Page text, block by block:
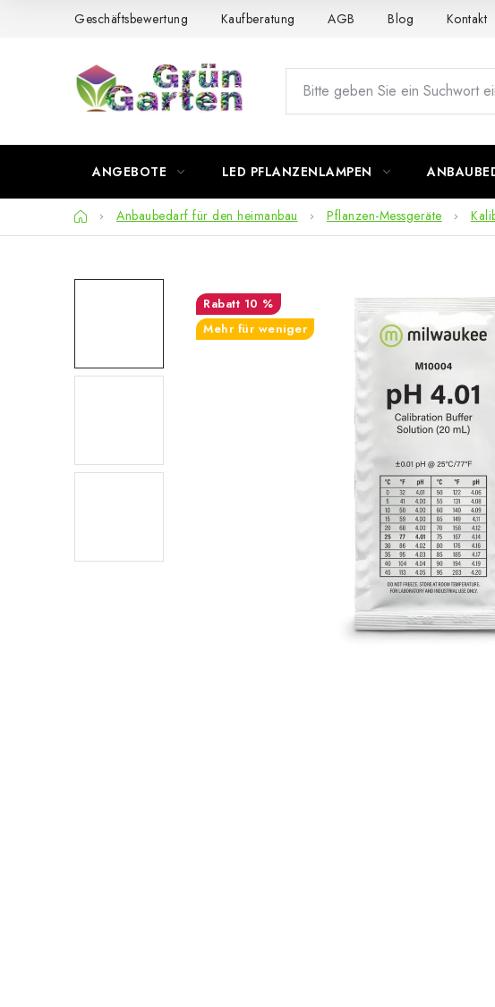
Geschäftsbewertung Kaufberatung AGB Blog Kontakt
ANGEBOTE LED PFLANZENLAMPEN
StartseiteAnbaubedarf für den heimanbau Pflanzen-Messgeräte
10 %
Mehr für weniger